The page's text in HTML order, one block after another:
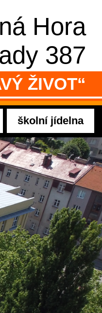
Hora
387
ŽIVOT“
školní jídelna